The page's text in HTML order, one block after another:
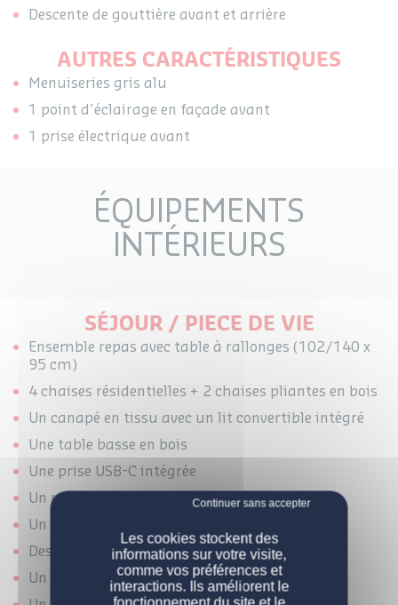
NOS MOBIL-HOMES
Nos modèles
PERSONNALISATION
Descente de gouttière avant et arrière
AUTRES CARACTÉRISTIQUES
Menuiseries gris alu
1 point d'éclairage en façade avant
1 prise électrique avant
ÉQUIPEMENTS
INTÉRIEURS
SÉJOUR / PIECE DE VIE
Ensemble repas avec table à rallonges (102/140 x
95 cm)
4 chaises résidentielles + 2 chaises pliantes en bois
Un canapé en tissu avec un lit convertible intégré
Une table basse en bois
Une prise USB-C intégrée
Un miroir (36 x 110 cm)
Un convecteur 1 000 W
Des rideaux occultants
Un support TV avec cablage
Les cookies stockent des
informations sur votre visite,
comme vos préférences et
interactions. Ils améliorent le
fonctionnement du site et le